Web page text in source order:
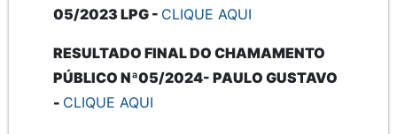
05/2023 LPG - CLIQUE AQUI
RESULTADO FINAL DO CHAMAMENTO
PÚBLICO Nª05/2024- PAULO GUSTAVO
- CLIQUE AQUI